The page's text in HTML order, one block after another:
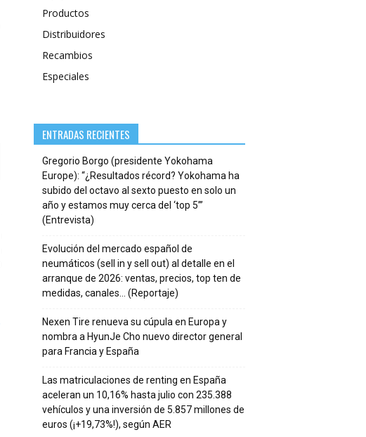
Productos
Distribuidores
Recambios
Especiales
ENTRADAS RECIENTES
Gregorio Borgo (presidente Yokohama
Europe): “¿Resultados récord? Yokohama ha
subido del octavo al sexto puesto en solo un
año y estamos muy cerca del ‘top 5’”
(Entrevista)
Evolución del mercado español de
neumáticos (sell in y sell out) al detalle en el
arranque de 2026: ventas, precios, top ten de
medidas, canales… (Reportaje)
Nexen Tire renueva su cúpula en Europa y
nombra a HyunJe Cho nuevo director general
para Francia y España
Las matriculaciones de renting en España
aceleran un 10,16% hasta julio con 235.388
vehículos y una inversión de 5.857 millones de
euros (¡+19,73%!), según AER